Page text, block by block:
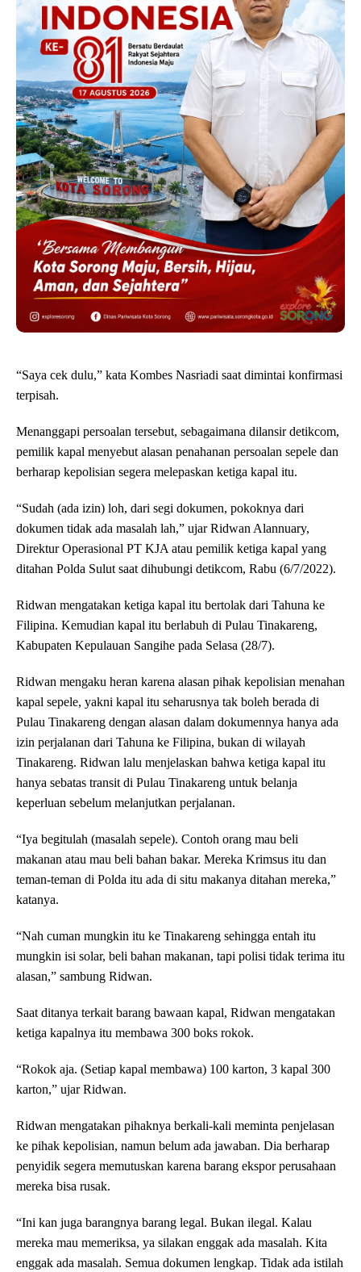
“Saya cek dulu,” kata Kombes Nasriadi saat dimintai konfirmasi
terpisah.
Menanggapi persoalan tersebut, sebagaimana dilansir detikcom,
pemilik kapal menyebut alasan penahanan persoalan sepele dan
berharap kepolisian segera melepaskan ketiga kapal itu.
“Sudah (ada izin) loh, dari segi dokumen, pokoknya dari
dokumen tidak ada masalah lah,” ujar Ridwan Alannuary,
Direktur Operasional PT KJA atau pemilik ketiga kapal yang
ditahan Polda Sulut saat dihubungi detikcom, Rabu (6/7/2022).
Ridwan mengatakan ketiga kapal itu bertolak dari Tahuna ke
Filipina. Kemudian kapal itu berlabuh di Pulau Tinakareng,
Kabupaten Kepulauan Sangihe pada Selasa (28/7).
Ridwan mengaku heran karena alasan pihak kepolisian menahan
kapal sepele, yakni kapal itu seharusnya tak boleh berada di
Pulau Tinakareng dengan alasan dalam dokumennya hanya ada
izin perjalanan dari Tahuna ke Filipina, bukan di wilayah
Tinakareng. Ridwan lalu menjelaskan bahwa ketiga kapal itu
hanya sebatas transit di Pulau Tinakareng untuk belanja
keperluan sebelum melanjutkan perjalanan.
“Iya begitulah (masalah sepele). Contoh orang mau beli
makanan atau mau beli bahan bakar. Mereka Krimsus itu dan
teman-teman di Polda itu ada di situ makanya ditahan mereka,”
katanya.
“Nah cuman mungkin itu ke Tinakareng sehingga entah itu
mungkin isi solar, beli bahan makanan, tapi polisi tidak terima itu
alasan,” sambung Ridwan.
Saat ditanya terkait barang bawaan kapal, Ridwan mengatakan
ketiga kapalnya itu membawa 300 boks rokok.
“Rokok aja. (Setiap kapal membawa) 100 karton, 3 kapal 300
karton,” ujar Ridwan.
Ridwan mengatakan pihaknya berkali-kali meminta penjelasan
ke pihak kepolisian, namun belum ada jawaban. Dia berharap
penyidik segera memutuskan karena barang ekspor perusahaan
mereka bisa rusak.
“Ini kan juga barangnya barang legal. Bukan ilegal. Kalau
mereka mau memeriksa, ya silakan enggak ada masalah. Kita
enggak ada masalah. Semua dokumen lengkap. Tidak ada istilah